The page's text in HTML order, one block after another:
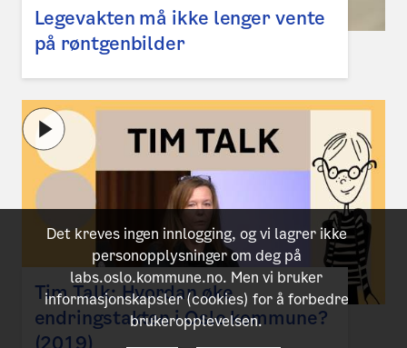
Legevakten må ikke lenger vente
på røntgenbilder
Tim Talk: Hvordan øke
endringstakten i Oslo kommune?
Det kreves ingen innlogging, og vi lagrer ikke
personopplysninger om deg på
labs.oslo.kommune.no. Men vi bruker
informasjonskapsler (cookies) for å forbedre
brukeropplevelsen.